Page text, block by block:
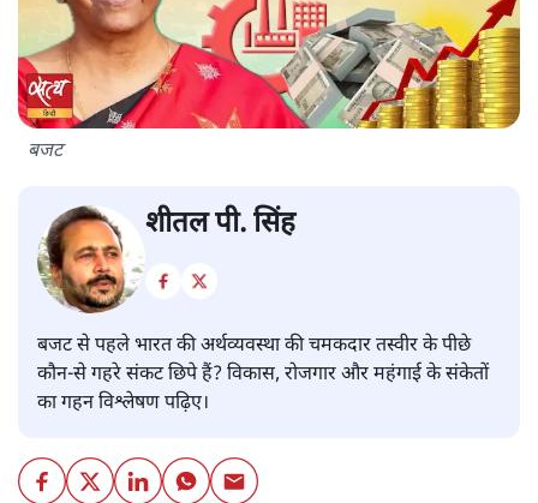
बजट
शीतल पी. सिंह
बजट से पहले भारत की अर्थव्यवस्था की चमकदार तस्वीर के पीछे
कौन-से गहरे संकट छिपे हैं? विकास, रोजगार और महंगाई के संकेतों
का गहन विश्लेषण पढ़िए।